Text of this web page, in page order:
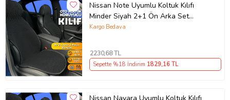
Nissan Note Uyumlu Koltuk Kılıfı
Minder Siyah 2+1 Ön Arka Set
(Karışık)
Kargo Bedava
2230,68 TL
Sepette %18 İndirim 1829,16 TL